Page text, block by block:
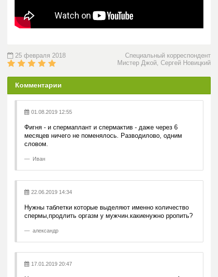
Специальный корреспондент
25 февраля 2018
Фигня - и спермаплант и спермактив - даже через 6
месяцев ничего не поменялось. Разводилово, одним
Нужны таблетки которые выделяют именно количество